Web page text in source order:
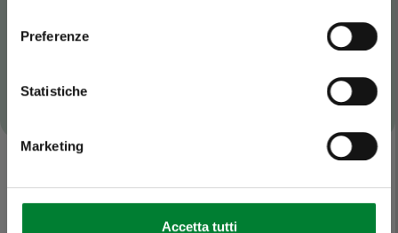
Preferenze
Statistiche
Marketing
Accetta tutti